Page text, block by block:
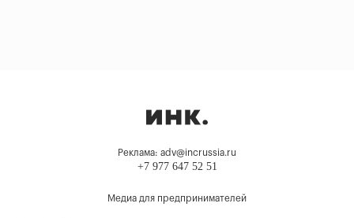
Реклама: adv@incrussia.ru
+7 977 647 52 51
Медиа для предпринимателей